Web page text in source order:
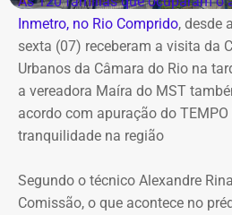
chegada de uma nova frente fria,
Sudeste.
Na cidade do Rio, o domingo
mínima prevista de 21°C e
indica sol entre nuvens durante
nebulosidade e possibilidade de
A mudança ocorre com o
Inmetro, no Rio Comprido, desde
sexta (07) receberam a visita da
Urbanos da Câmara do Rio na
a vereadora Maíra do MST
acordo com apuração do TEMPO
tranquilidade na região
Segundo o técnico Alexandre
Comissão, o que acontece no